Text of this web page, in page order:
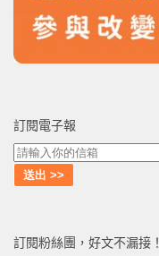
訂閱電子報
訂閱粉絲團，好文不漏接！